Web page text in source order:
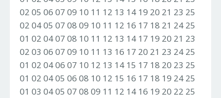
02 05 06 07 09 10 11 12 13 14 19 20 21 23 25
02 04 05 07 08 09 10 11 12 16 17 18 21 24 25
01 02 04 07 08 10 11 12 13 14 17 19 20 21 23
02 03 06 07 09 10 11 13 16 17 20 21 23 24 25
01 02 04 06 07 10 12 13 14 15 17 18 20 23 25
01 02 04 05 06 08 10 12 15 16 17 18 19 24 25
01 03 04 05 07 08 09 11 12 14 16 19 20 22 25